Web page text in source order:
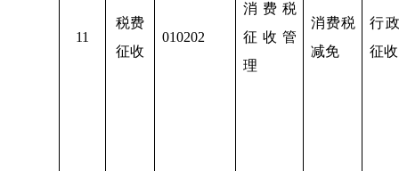
11
税费
征收
010202
消费税
征收管
理
消费税
减免
行
征收